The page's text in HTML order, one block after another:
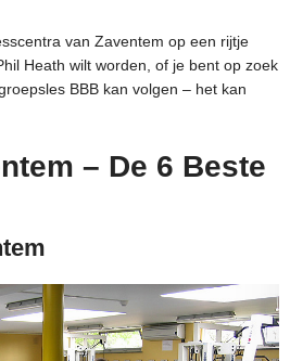
van Zaventem op een rijtje
Heath wilt worden, of je bent op zoek
BBB kan volgen – het kan
– De 6 Beste